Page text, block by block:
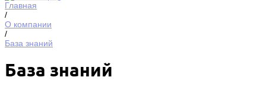
Главная
/
О компании
/
База знаний
База знаний